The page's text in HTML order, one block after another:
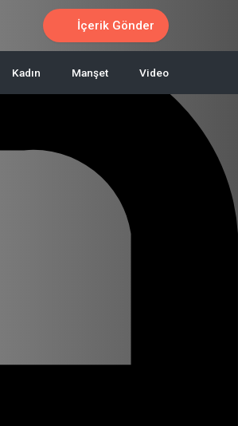
İçerik Gönder
Kadın Manşet Video